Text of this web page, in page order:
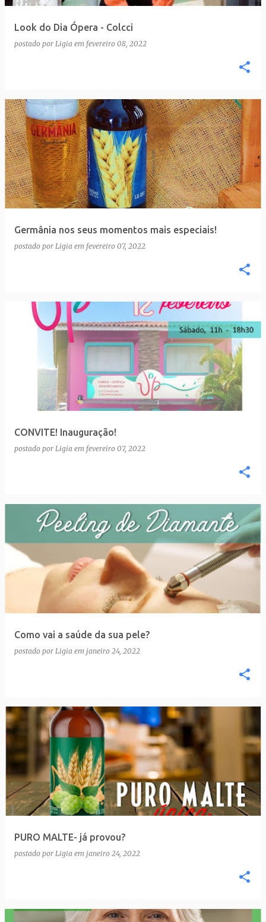
Look do Dia Ópera - Colcci
postado por Ligia em fevereiro 08, 2022
Germânia nos seus momentos mais especiais!
postado por Ligia em fevereiro 07, 2022
CONVITE! Inauguração!
postado por Ligia em fevereiro 07, 2022
Como vai a saúde da sua pele?
postado por Ligia em janeiro 24, 2022
PURO MALTE- já provou?
postado por Ligia em janeiro 24, 2022